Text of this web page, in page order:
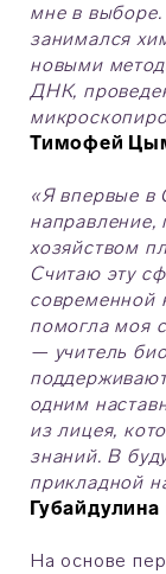
мне в
занимался
новыми
ДНК,
Тимофей
«Я впервые в
направление,
хозяйством
Считаю эту
современной
помогла моя
— учитель
одним
из лицея,
знаний. В
прикладной
Губайдулина
На основе